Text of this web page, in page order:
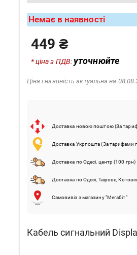
Немає в наявності
449 ₴
* ціна з ПДВ:уточнюйте
Ціна і наявність актуальна на
Доставка новою поштою (За
Доставка Укрпошта (За тарифами
Доставка по Одесі, центр (100 грн)
Доставка по Одесі, Таїрове,
Самовивіз з магазину "Мегабіт"
Кабель сигнальний